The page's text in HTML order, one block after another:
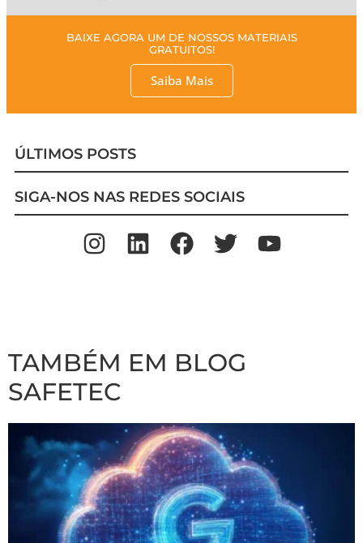
BAIXE AGORA UM DE NOSSOS MATERIAIS
GRATUITOS!
Saiba Mais
ÚLTIMOS POSTS
SIGA-NOS NAS REDES SOCIAIS
TAMBÉM EM BLOG
SAFETEC